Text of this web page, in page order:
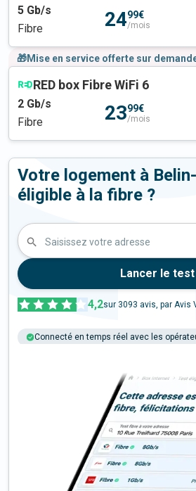
5 Gb/s
Fibre
2499€
/mois
🎁Mise en service offerte sur
RED box Fibre WiFi 6
2 Gb/s
Fibre
2399€
/mois
Votre logement à
éligible à la fibre ?
Saisissez votre adresse
Lancer le test
4,2sur 3093 avis, par Avis
Connecté en temps réel avec les